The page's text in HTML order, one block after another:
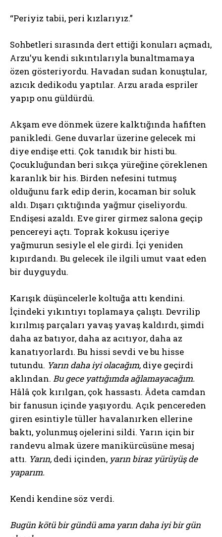
“Periyiz tabii, peri kızlarıyız.”
Sohbetleri sırasında dert ettiği konuları açmadı,
Arzu’yu kendi sıkıntılarıyla bunaltmamaya
özen gösteriyordu. Havadan sudan konuştular,
azıcık dedikodu yaptılar. Arzu arada espriler
yapıp onu güldürdü.
Akşam eve dönmek üzere kalktığında hafiften
panikledi. Gene duvarlar üzerine gelecek mi
diye endişe etti. Çok tanıdık bir histi bu.
Çocukluğundan beri sıkça yüreğine çöreklenen
karanlık bir his. Birden nefesini tutmuş
olduğunu fark edip derin, kocaman bir soluk
aldı. Dışarı çıktığında yağmur çiseliyordu.
Endişesi azaldı. Eve girer girmez salona geçip
pencereyi açtı. Toprak kokusu içeriye
yağmurun sesiyle el ele girdi. İçi yeniden
kıpırdandı. Bu gelecek ile ilgili umut vaat eden
bir duyguydu.
Karışık düşüncelerle koltuğa attı kendini.
İçindeki yıkıntıyı toplamaya çalıştı. Devrilip
kırılmış parçaları yavaş yavaş kaldırdı, şimdi
daha az batıyor, daha az acıtıyor, daha az
kanatıyorlardı. Bu hissi sevdi ve bu hisse
tutundu. Yarın daha iyi olacağım, diye geçirdi
aklından. Bu gece yattığımda ağlamayacağım.
Hâlâ çok kırılgan, çok hassastı. Âdeta camdan
bir fanusun içinde yaşıyordu. Açık pencereden
giren esintiyle tüller havalanırken ellerine
baktı, yolunmuş ojelerini sildi. Yarın için bir
randevu almak üzere manikürcüsüne mesaj
attı. Yarın, dedi içinden, yarın biraz yürüyüş de
yaparım.
Kendi kendine söz verdi.
Bugün kötü bir gündü ama yarın daha iyi bir gün